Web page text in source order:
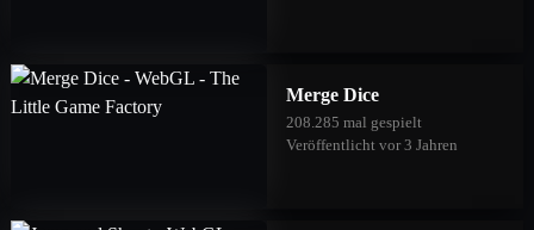
Merge Dice
208.285 mal gespielt
Veröffentlicht vor 3 Jahren